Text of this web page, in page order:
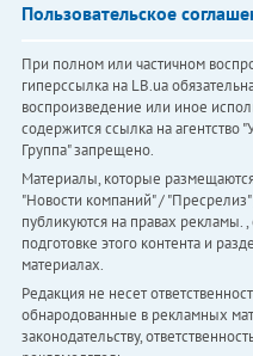
Пользовательское
При полном или частичном
гиперссылка на LB.ua
воспроизведение или иное
содержится ссылка на агентство
Группа" запрещено.
Материалы, которые
"Новости компаний" /
публикуются на правах рекламы. ,
подготовке этого контента и
материалах.
Редакция не несет
обнародованные в рекламных
законодательству,